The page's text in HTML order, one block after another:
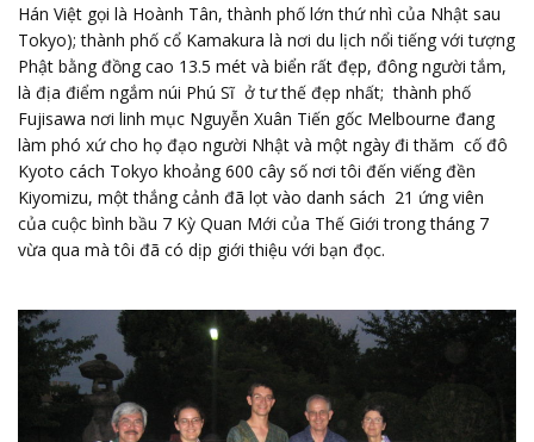
Hán Việt gọi là Hoành Tân, thành phố lớn thứ nhì của Nhật sau
Tokyo); thành phố cổ Kamakura là nơi du lịch nổi tiếng với tượng
Phật bằng đồng cao 13.5 mét và biển rất đẹp, đông người tắm,
là địa điểm ngắm núi Phú Sĩ ở tư thế đẹp nhất; thành phố
Fujisawa nơi linh mục Nguyễn Xuân Tiến gốc Melbourne đang
làm phó xứ cho họ đạo người Nhật và một ngày đi thăm cố đô
Kyoto cách Tokyo khoảng 600 cây số nơi tôi đến viếng đền
Kiyomizu, một thắng cảnh đã lọt vào danh sách 21 ứng viên
của cuộc bình bầu 7 Kỳ Quan Mới của Thế Giới trong tháng 7
vừa qua mà tôi đã có dịp giới thiệu với bạn đọc.